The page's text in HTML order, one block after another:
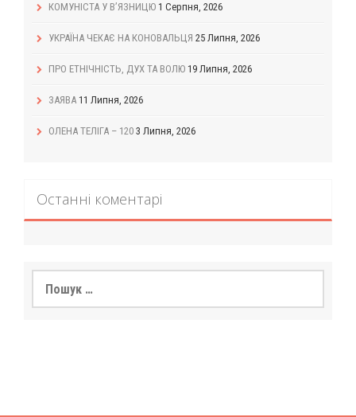
КОМУНІСТА У В’ЯЗНИЦЮ 1 Серпня, 2026
УКРАЇНА ЧЕКАЄ НА КОНОВАЛЬЦЯ 25 Липня, 2026
ПРО ЕТНІЧНІСТЬ, ДУХ ТА ВОЛЮ 19 Липня, 2026
ЗАЯВА 11 Липня, 2026
ОЛЕНА ТЕЛІГА – 120 3 Липня, 2026
Останні коментарі